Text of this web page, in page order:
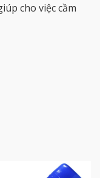
cho việc cầm